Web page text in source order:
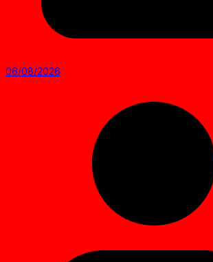
06/08/2026